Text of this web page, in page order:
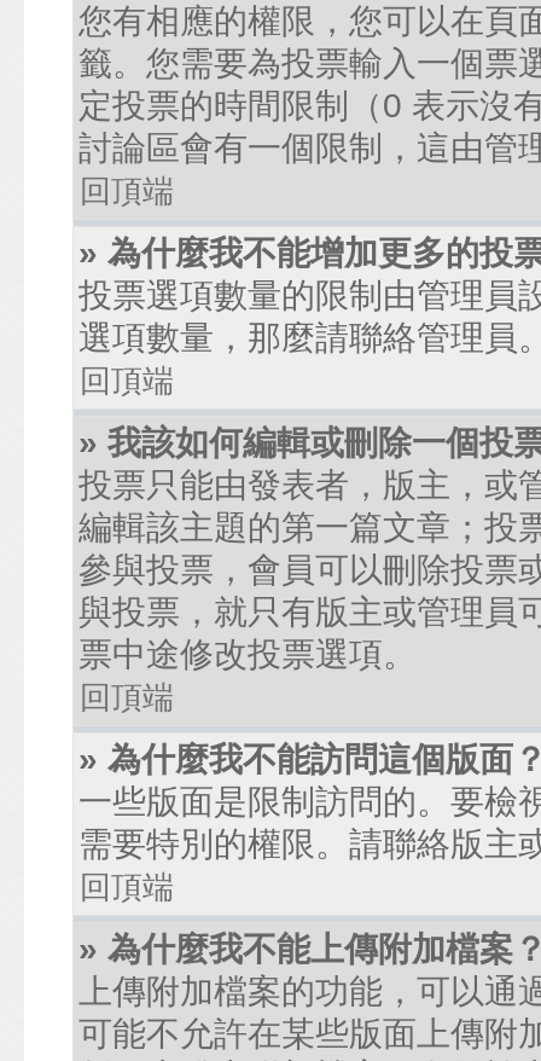
您有相應的權限，您可以在頁
籤。您需要為投票輸入一個票
定投票的時間限制（0 表示沒
討論區會有一個限制，這由管
回頂端
» 為什麼我不能增加更多的投
投票選項數量的限制由管理員
選項數量，那麼請聯絡管理員
回頂端
» 我該如何編輯或刪除一個投
投票只能由發表者，版主，或
編輯該主題的第一篇文章；投
參與投票，會員可以刪除投票
與投票，就只有版主或管理員
票中途修改投票選項。
回頂端
» 為什麼我不能訪問這個版面
一些版面是限制訪問的。要檢
需要特別的權限。請聯絡版主
回頂端
» 為什麼我不能上傳附加檔案
上傳附加檔案的功能，可以
可能不允許在某些版面上傳附